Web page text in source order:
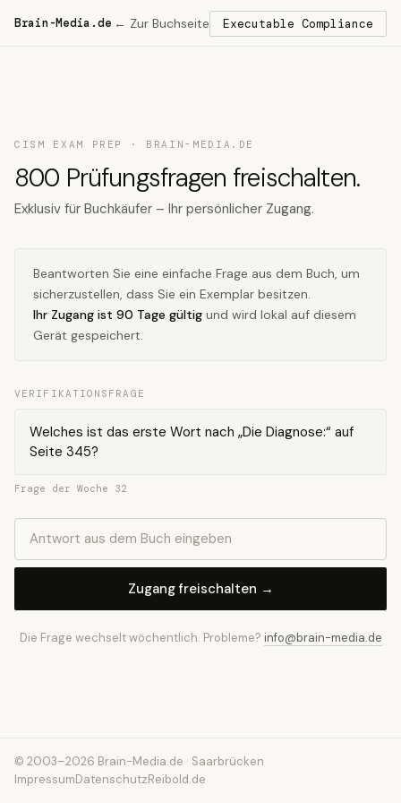
Brain-Media.de ← Zur Buchseite Executable Compliance
CISM EXAM PREP · BRAIN-MEDIA.DE
800 Prüfungsfragen freischalten.
Exklusiv für Buchkäufer – Ihr persönlicher Zugang.
Beantworten Sie eine einfache Frage aus dem Buch, um
sicherzustellen, dass Sie ein Exemplar besitzen.
Ihr Zugang ist 90 Tage gültig und wird lokal auf diesem
Gerät gespeichert.
VERIFIKATIONSFRAGE
Welches ist das erste Wort nach „Die Diagnose:“ auf
Seite 345?
Frage der Woche 32
Zugang freischalten →
Die Frage wechselt wöchentlich. Probleme? info@brain-media.de
© 2003–2026 Brain-Media.de · Saarbrücken
ImpressumDatenschutzReibold.de